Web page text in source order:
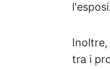
tra i